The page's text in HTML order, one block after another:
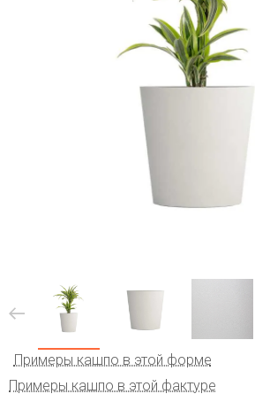
Примеры кашпо в этой форме
Примеры кашпо в этой фактуре